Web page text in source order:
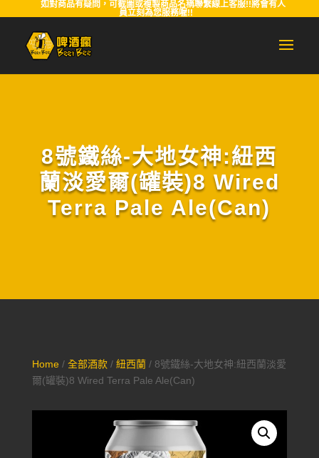
如對商品有疑問，可截圖或複製商品名稱聯繫線上客服!!將會有人
員立刻為您服務喔!!
8號鐵絲-大地女神:紐西
蘭淡愛爾(罐裝)8 Wired
Terra Pale Ale(Can)
Home/ 全部酒款/ 紐西蘭/ 8號鐵絲-大地女神:紐西蘭淡愛
爾(罐裝)8 Wired Terra Pale Ale(Can)